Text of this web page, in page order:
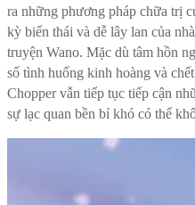
ra những phương pháp chữa trị
kỳ biến thái và dễ lây lan của
truyện Wano. Mặc dù tâm hồn
số tình huống kinh hoàng và
Chopper vẫn tiếp tục tiếp cận
sự lạc quan bền bỉ khó có thể